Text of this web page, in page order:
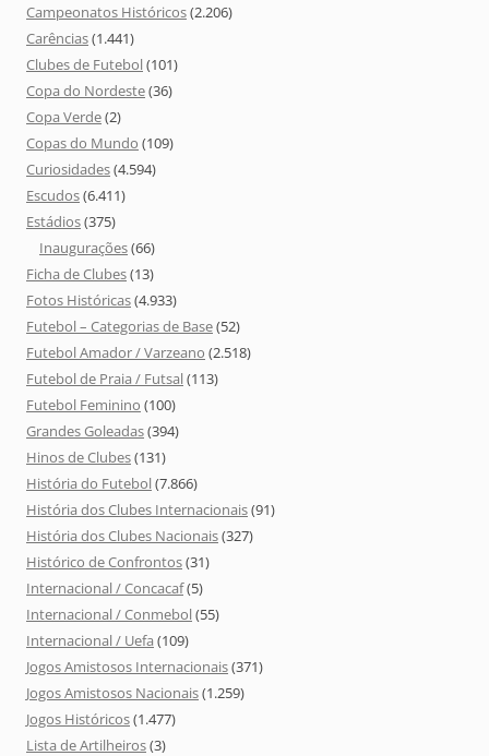
Campeonatos Históricos(2.206)
Carências(1.441)
Clubes de Futebol(101)
Copa do Nordeste(36)
Copa Verde(2)
Copas do Mundo (109)
Curiosidades(4.594)
Escudos(6.411)
Estádios(375)
Inaugurações(66)
Ficha de Clubes(13)
Fotos Históricas(4.933)
Futebol – Categorias de Base(52)
Futebol Amador / Varzeano (2.518)
Futebol de Praia / Futsal(113)
Futebol Feminino (100)
Grandes Goleadas(394)
Hinos de Clubes(131)
História do Futebol(7.866)
História dos Clubes Internacionais(91)
História dos Clubes Nacionais(327)
Histórico de Confrontos(31)
Internacional / Concacaf(5)
Internacional / Conmebol(55)
Internacional / Uefa (109)
Jogos Amistosos Internacionais(371)
Jogos Amistosos Nacionais(1.259)
Jogos Históricos(1.477)
Lista de Artilheiros(3)